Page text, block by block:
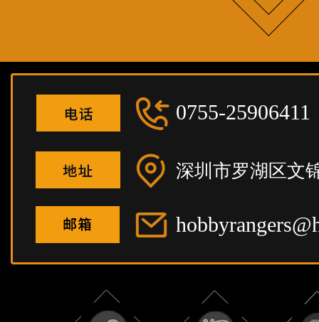
0755-25906411
深圳市罗湖区文